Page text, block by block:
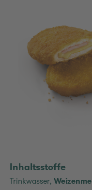
Inhaltsstoffe
Trinkwasser,